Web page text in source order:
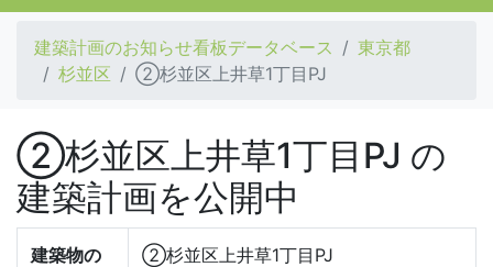
建築計画のお知らせ看板データベース
東京都
杉並区
②杉並区上井草1丁目PJ
②杉並区上井草1丁目PJ の
建築計画を公開中
建築物の
②杉並区上井草1丁目PJ